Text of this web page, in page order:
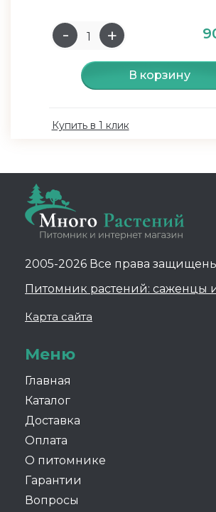
В корзину
Купить в 1 клик
2005-2026 Все права
Питомник растений: саженцы
Карта сайта
Меню
Главная
Каталог
Доставка
Оплата
О питомнике
Гарантии
Вопросы